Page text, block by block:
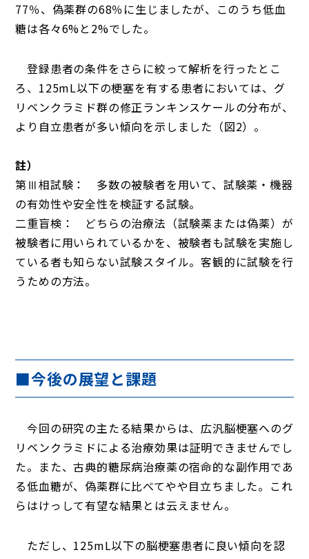
77％、偽薬群の68％に生じましたが、このうち低血
糖は各々6%と2%でした。
登録患者の条件をさらに絞って解析を行ったとこ
ろ、125mL以下の梗塞を有する患者においては、グ
リベンクラミド群の修正ランキンスケールの分布が、
より自立患者が多い傾向を示しました（図2）。
註）
第Ⅲ相試験： 多数の被験者を用いて、試験薬・機器
の有効性や安全性を検証する試験。
二重盲検： どちらの治療法（試験薬または偽薬）が
被験者に用いられているかを、被験者も試験を実施し
ている者も知らない試験スタイル。客観的に試験を行
うための方法。
■今後の展望と課題
今回の研究の主たる結果からは、広汎脳梗塞へのグ
リベンクラミドによる治療効果は証明できませんでし
た。また、古典的糖尿病治療薬の宿命的な副作用であ
る低血糖が、偽薬群に比べてやや目立ちました。これ
らはけっして有望な結果とは云えません。
ただし、125mL以下の脳梗塞患者に良い傾向を認